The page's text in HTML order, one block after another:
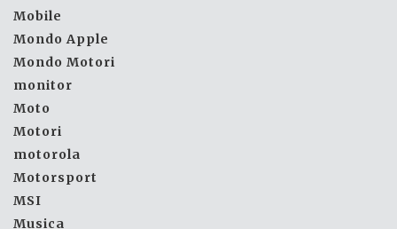
Mobile
Mondo Apple
Mondo Motori
monitor
Moto
Motori
motorola
Motorsport
MSI
Musica